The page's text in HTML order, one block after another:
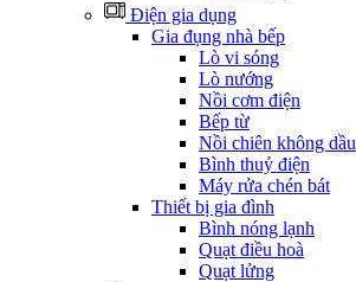
Điện gia dụng
Gia đụng nhà bếp
Lò vi sóng
Lò nướng
Nồi cơm điện
Bếp từ
Nồi chiên không dầu
Bình thuỷ điện
Máy rửa chén bát
Thiết bị gia đình
Bình nóng lạnh
Quạt điều hoà
Quạt lửng